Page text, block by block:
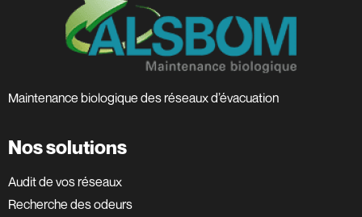
Maintenance biologique des réseaux d’évacuation
Nos solutions
Audit de vos réseaux
Recherche des odeurs